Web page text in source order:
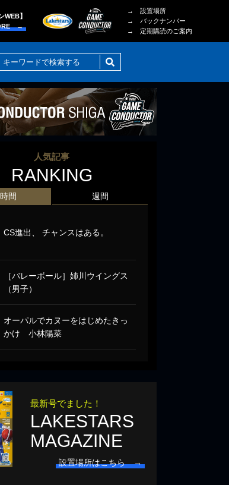
WEB】
→
→ 設置場所
→ バックナンバー
→ 定期購読のご案内
人気記事
RANKING
間
CS進出、 チャンスはある。
［バレーボール］姉川ウイングス
（男子）
オーパルでカヌーをはじめたきっ
かけ 小林陽菜
週間
最新号でました！
LAKESTARS
MAGAZINE
設置場所はこちら →